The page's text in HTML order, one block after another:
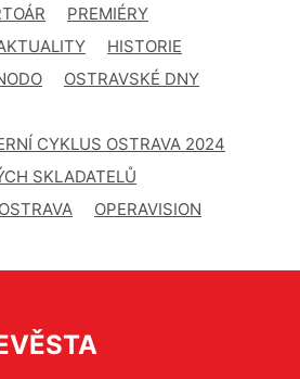
PREMIÉRY
HISTORIE
OSTRAVSKÉ DNY
CYKLUS OSTRAVA 2024
SKLADATELŮ
OPERAVISION